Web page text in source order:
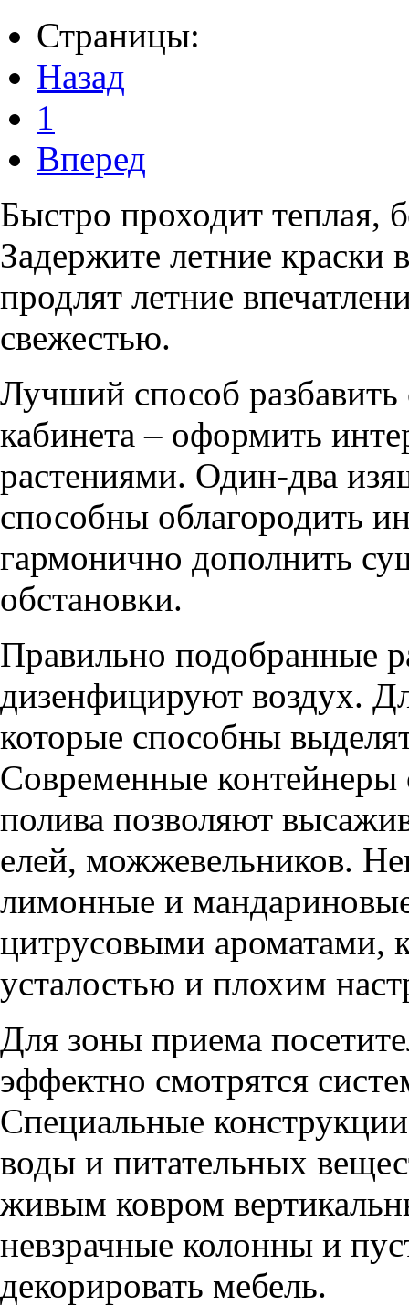
Страницы:
Назад
1
Вперед
Быстро проходит теплая,
Задержите летние краски
продлят летние
свежестью.
Лучший способ
кабинета – оформить
растениями. Один-два
способны облагородить
гармонично дополнить
обстановки.
Правильно подобранные
дизенфицируют воздух.
которые способны
Современные контейнеры
полива позволяют
елей, можжевельников.
лимонные и
цитрусовыми ароматами,
усталостью и плохим
Для зоны приема
эффектно смотрятся
Специальные
воды и питательных
живым ковром
невзрачные колонны и
декорировать мебель.